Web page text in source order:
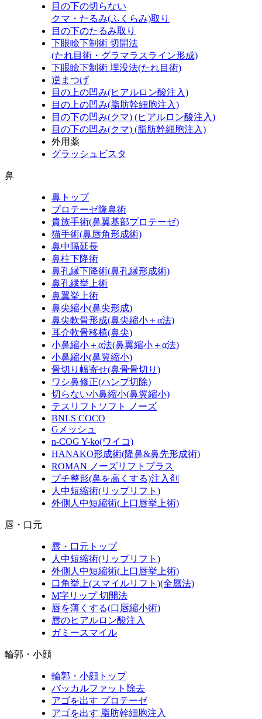
目の下の切らない
クマ・たるみ(ふくらみ)取り
目の下のたるみ取り
下眼瞼下制術 切開法
(たれ目術・グラマラスライン形成)
下眼瞼下制術 埋没法(たれ目術)
逆まつげ
目の上の凹み(ヒアルロン酸注入)
目の上の凹み(脂肪幹細胞注入)
目の下の凹み(クマ) (ヒアルロン酸注入)
目の下の凹み(クマ) (脂肪幹細胞注入)
外用薬
グラッシュビスタ
鼻
鼻トップ
プロテーゼ隆鼻術
貴族手術(鼻翼基部プロテーゼ)
猫手術(鼻唇角形成術)
鼻中隔延長
鼻柱下降術
鼻孔縁下降術(鼻孔縁形成術)
鼻孔縁挙上術
鼻翼挙上術
鼻尖縮小(鼻尖形成)
鼻尖軟骨形成(鼻尖縮小＋α法)
耳介軟骨移植(鼻尖)
小鼻縮小＋α法(鼻翼縮小＋α法)
小鼻縮小(鼻翼縮小)
骨切り幅寄せ(鼻骨骨切り)
ワシ鼻修正(ハンプ切除)
切らない小鼻縮小(鼻翼縮小)
テスリフトソフト ノーズ
BNLS COCO
Gメッシュ
n-COG Y-ko(ワイコ)
HANAKO形成術(隆鼻&鼻先形成術)
ROMAN ノーズリフトプラス
プチ整形(鼻を高くする)注入剤
人中短縮術(リップリフト)
外側人中短縮術(上口唇挙上術)
唇・口元
唇・口元トップ
人中短縮術(リップリフト)
外側人中短縮術(上口唇挙上術)
口角挙上(スマイルリフト)(全層法)
M字リップ 切開法
唇を薄くする(口唇縮小術)
唇のヒアルロン酸注入
ガミースマイル
輪郭・小顔
輪郭・小顔トップ
バッカルファット除去
アゴを出す プロテーゼ
アゴを出す 脂肪幹細胞注入